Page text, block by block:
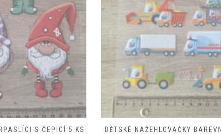
DĚTSKÉ NAŽEHLOVAČKY BAREVNÁ DOPRAVA MIX 18 KS